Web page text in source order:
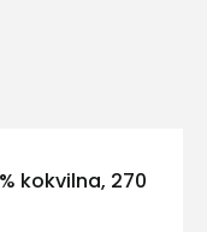
kokvilna, 270